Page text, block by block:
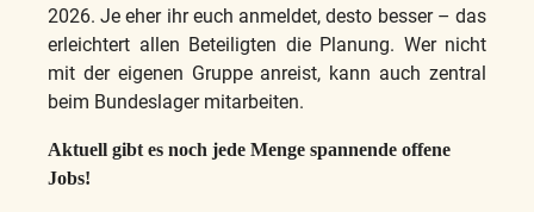
2026. Je eher ihr euch anmeldet, desto besser – das
erleichtert allen Beteiligten die Planung. Wer nicht
mit der eigenen Gruppe anreist, kann auch zentral
beim Bundeslager mitarbeiten.
Aktuell gibt es noch jede Menge spannende offene
Jobs!